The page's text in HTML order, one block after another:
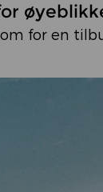
for en